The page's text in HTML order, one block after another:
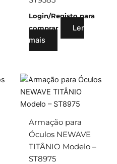
Login/Registo para
comprar
Ler
mais
Armação para
Óculos NEWAVE
TITÂNIO Modelo –
ST8975